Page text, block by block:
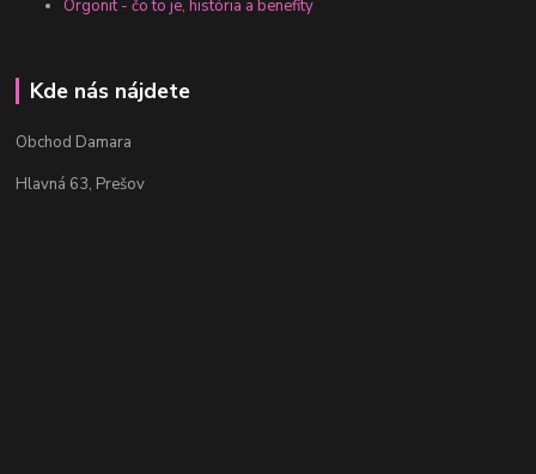
Orgonit - čo to je, história a benefity
Kde nás nájdete
Obchod Damara
Hlavná 63, Prešov